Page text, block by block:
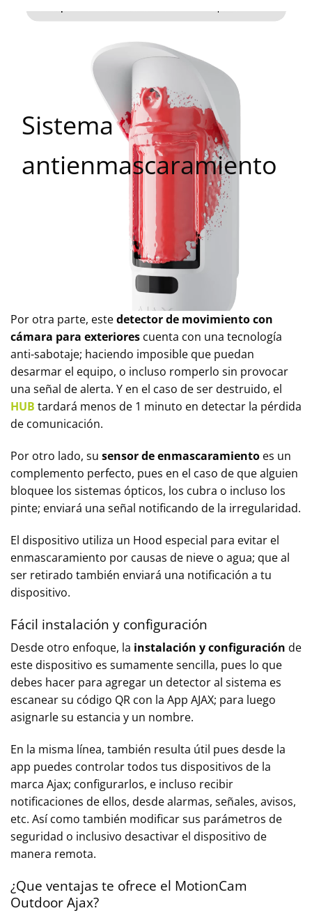
Sistema
antienmascaramiento
Por otra parte, estedetector de movimiento con
cámara para exteriores cuenta con una tecnología
anti-sabotaje; haciendo imposible que puedan
desarmar el equipo, o incluso romperlo sin provocar
una señal de alerta. Y en el caso de ser destruido, el
HUB tardará menos de 1 minuto en detectar la pérdida
de comunicación.
Por otro lado, su sensor de enmascaramiento es un
complemento perfecto, pues en el caso de que alguien
bloquee los sistemas ópticos, los cubra o incluso los
pinte; enviará una señal notificando de la irregularidad.
El dispositivo utiliza un Hood especial para evitar el
enmascaramiento por causas de nieve o agua; que al
ser retirado también enviará una notificación a tu
dispositivo.
Fácil instalación y configuración
Desde otro enfoque, la instalación y configuración de
este dispositivo es sumamente sencilla, pues lo que
debes hacer para agregar un detector al sistema es
escanear su código QR con la App AJAX; para luego
asignarle su estancia y un nombre.
En la misma línea, también resulta útil pues desde la
app puedes controlar todos tus dispositivos de la
marca Ajax; configurarlos, e incluso recibir
notificaciones de ellos, desde alarmas, señales, avisos,
etc. Así como también modificar sus parámetros de
seguridad o inclusivo desactivar el dispositivo de
manera remota.
¿Que ventajas te ofrece el MotionCam
Outdoor Ajax?